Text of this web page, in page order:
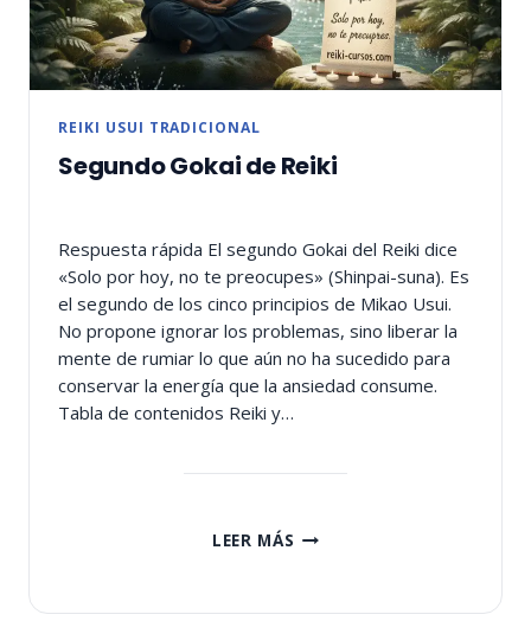
REIKI USUI TRADICIONAL
Segundo Gokai de Reiki
Respuesta rápida El segundo Gokai del Reiki dice
«Solo por hoy, no te preocupes» (Shinpai-suna). Es
el segundo de los cinco principios de Mikao Usui.
No propone ignorar los problemas, sino liberar la
mente de rumiar lo que aún no ha sucedido para
conservar la energía que la ansiedad consume.
Tabla de contenidos Reiki y…
LEER MÁS SEGUNDO
REIKI